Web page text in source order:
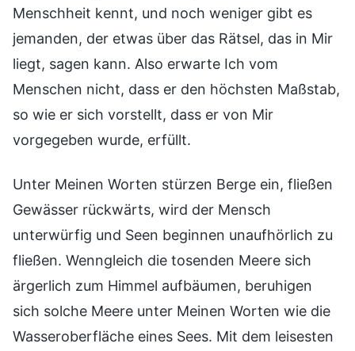
Menschheit kennt, und noch weniger gibt es
jemanden, der etwas über das Rätsel, das in Mir
liegt, sagen kann. Also erwarte Ich vom
Menschen nicht, dass er den höchsten Maßstab,
so wie er sich vorstellt, dass er von Mir
vorgegeben wurde, erfüllt.
Unter Meinen Worten stürzen Berge ein, fließen
Gewässer rückwärts, wird der Mensch
unterwürfig und Seen beginnen unaufhörlich zu
fließen. Wenngleich die tosenden Meere sich
ärgerlich zum Himmel aufbäumen, beruhigen
sich solche Meere unter Meinen Worten wie die
Wasseroberfläche eines Sees. Mit dem leisesten